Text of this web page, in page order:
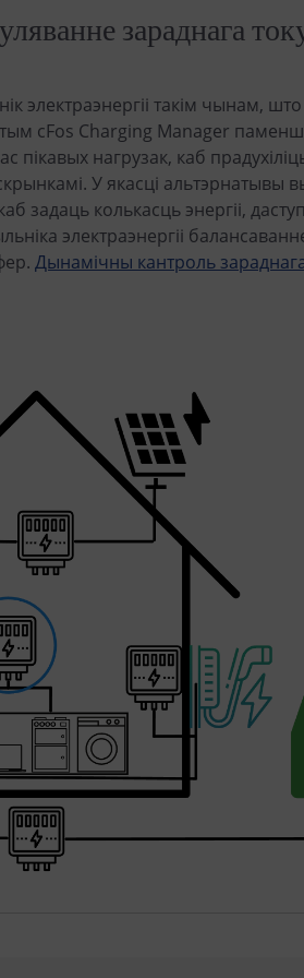
зараднага
электраэнергіі такім чынам,
cFos Charging Manager
пікавых нагрузак, каб
У якасці
задаць колькасць энергіі,
электраэнергіі
Дынамічны кантроль